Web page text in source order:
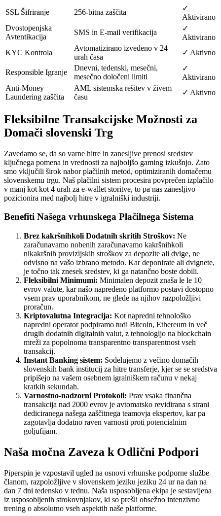
SSL Šifriranje
256-bitna zaščita
✓
Aktivirano
Dvostopenjska
Avtentikacija
SMS in E-mail verifikacija
✓
Aktivirano
KYC Kontrola
Avtomatizirano izvedeno v 24
urah časa
✓ Aktivno
Responsible Igranje
Dnevni, tedenski, mesečni,
mesečno določeni limiti
✓
Aktivirano
Anti-Money
Laundering zaščita
AML sistemska rešitev v živem
času
✓ Aktivno
Fleksibilne Transakcijske Možnosti za
Domači slovenski Trg
Zavedamo se, da so varne hitre in zanesljive prenosi sredstev
ključnega pomena in vrednosti za najboljšo gaming izkušnjo. Zato
smo vključili širok nabor plačilnih metod, optimiziranih domačemu
slovenskemu trgu. Naš plačilni sistem procesira povprečen izplačilo
v manj kot kot 4 urah za e-wallet storitve, to pa nas zanesljivo
pozicionira med najbolj hitre v igralniški industriji.
Benefiti Našega vrhunskega Plačilnega Sistema
Brez kakršnihkoli Dodatnih skritih Stroškov: Ne
zaračunavamo nobenih zaračunavamo kakršnihkoli
nikakršnih provizijskih stroškov za depozite ali dvige, ne
odvisno na vašo izbrano metodo. Kar deponirate ali dvignete,
je točno tak znesek sredstev, ki ga natančno boste dobili.
Fleksibilni Minimumi: Minimalen depozit znaša le le 10
evrov valute, kar našo napredeno platformo postavi dostopno
vsem prav uporabnikom, ne glede na njihov razpoložljivi
proračun.
Kriptovalutna Integracija: Kot napredni tehnološko
napredni operator podpiramo tudi Bitcoin, Ethereum in več
drugih dodatnih digitalnih valut, z tehnologijo na blockchain
mreži za popolnoma transparentno transparentnost vseh
transakcij.
Instant Banking sistem: Sodelujemo z večino domačih
slovenskih bank institucij za hitre transferje, kjer se se sredstva
pripišejo na vašem osebnem igralniškem računu v nekaj
kratkih sekundah.
Varnostno-nadzorni Protokoli: Prav vsaka finančna
transakcija nad 2000 evrov je avtomatsko revidirana s strani
dediciranega našega zaščitnega teamovja ekspertov, kar pa
zagotavlja dodatno raven varnosti proti potencialnim
goljufijam.
Naša močna Zaveza k Odlični Podpori
Piperspin je vzpostavil ugled na osnovi vrhunske podporne službe
članom, razpoložljive v slovenskem jeziku jeziku 24 ur na dan na
dan 7 dni tedensko v tednu. Naša usposobljena ekipa je sestavljena
iz usposobljenih strokovnjakov, ki so prešli obsežno intenzivno
trening o absolutno vseh aspektih naše platforme.